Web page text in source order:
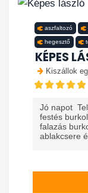
aszfaltozó
hegesztő
KÉPES
Kiszállok
Jó napot
festés
falazás
ablakcsere